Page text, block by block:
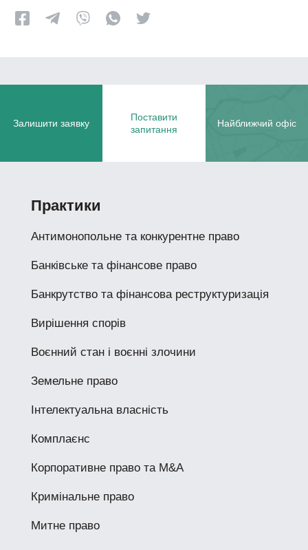
Залишити заявку
Поставити
запитання
Найближчий офіс
Практики
Антимонопольне та конкурентне право
Банківське та фінансове право
Банкрутство та фінансова реструктуризація
Вирішення спорів
Воєнний стан і воєнні злочини
Земельне право
Інтелектуальна власність
Комплаєнс
Корпоративне право та M&A
Кримінальне право
Митне право